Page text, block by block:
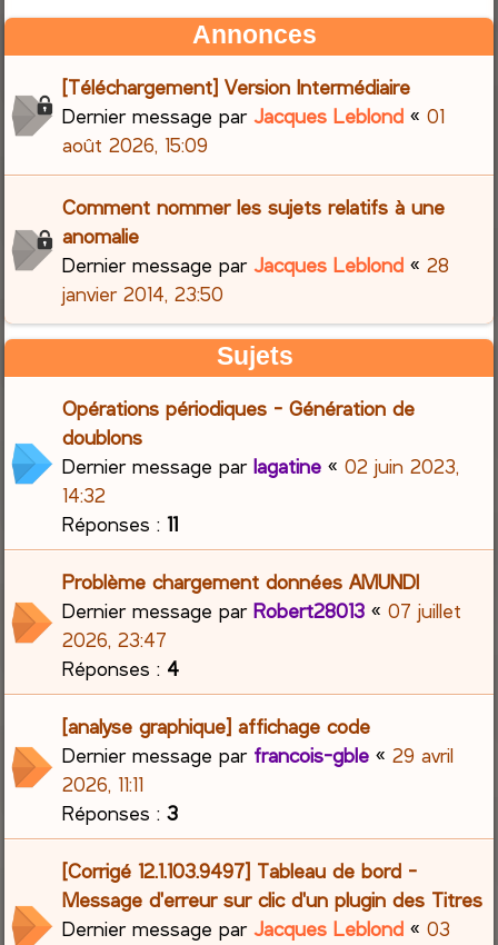
c
h
Annonces
[Téléchargement] Version Intermédiaire
Dernier message parJacques Leblond «01
août 2026, 15:09
Comment nommer les sujets relatifs à une
anomalie
Dernier message parJacques Leblond «28
janvier 2014, 23:50
Sujets
Opérations périodiques - Génération de
doublons
Dernier message parlagatine «02 juin 2023,
14:32
Réponses :11
Problème chargement données AMUNDI
Dernier message parRobert28013 «07 juillet
2026, 23:47
Réponses : 4
[analyse graphique] affichage code
Dernier message par francois-gble «29 avril
2026, 11:11
Réponses :3
[Corrigé 12.1.103.9497] Tableau de bord -
Message d'erreur sur clic d'un plugin des Titres
Dernier message parJacques Leblond «03